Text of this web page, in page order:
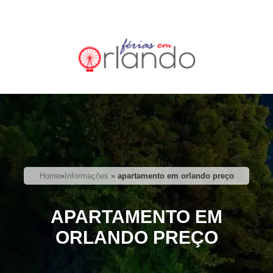
Home»Informações » apartamento em orlando preço
APARTAMENTO EM
ORLANDO PREÇO